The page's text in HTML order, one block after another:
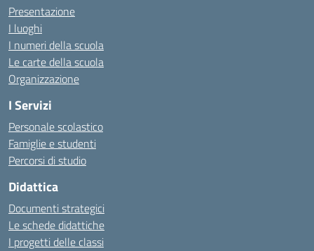
Presentazione
I luoghi
I numeri della scuola
Le carte della scuola
Organizzazione
I Servizi
Personale scolastico
Famiglie e studenti
Percorsi di studio
Didattica
Documenti strategici
Le schede didattiche
I progetti delle classi